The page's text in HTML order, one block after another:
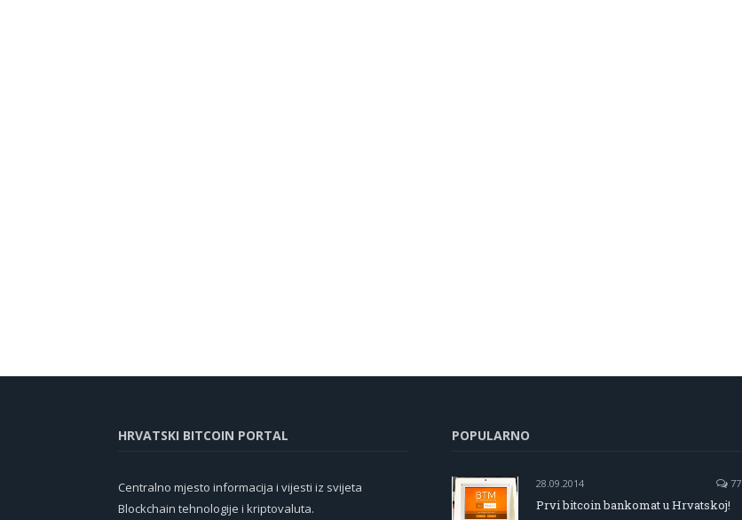
HRVATSKI BITCOIN PORTAL
Centralno mjesto informacija i vijesti iz svijeta
Blockchain tehnologije i kriptovaluta.
POPULARNO
28.09.2014 77
Prvi bitcoin bankomat u Hrvatskoj!